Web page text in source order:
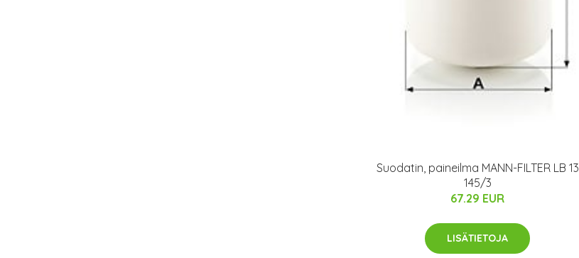
Suodatin, paineilma MANN-FILTER LB 13
145/3
67.29 EUR
LISÄTIETOJA